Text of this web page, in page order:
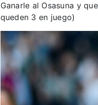
Ganarle al Osasuna y
queden 3 en juego)